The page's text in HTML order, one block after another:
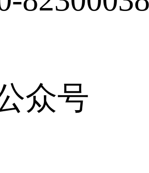
众号